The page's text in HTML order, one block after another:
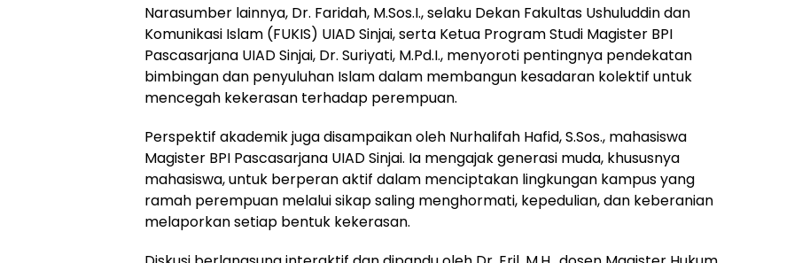
Narasumber lainnya, Dr. Faridah, M.Sos.I., selaku Dekan Fakultas Ushuluddin dan
Komunikasi Islam (FUKIS) UIAD Sinjai, serta Ketua Program Studi Magister BPI
Pascasarjana UIAD Sinjai, Dr. Suriyati, M.Pd.I., menyoroti pentingnya pendekatan
bimbingan dan penyuluhan Islam dalam membangun kesadaran kolektif untuk
mencegah kekerasan terhadap perempuan.
Perspektif akademik juga disampaikan oleh Nurhalifah Hafid, S.Sos., mahasiswa
Magister BPI Pascasarjana UIAD Sinjai. Ia mengajak generasi muda, khususnya
mahasiswa, untuk berperan aktif dalam menciptakan lingkungan kampus yang
ramah perempuan melalui sikap saling menghormati, kepedulian, dan keberanian
melaporkan setiap bentuk kekerasan.